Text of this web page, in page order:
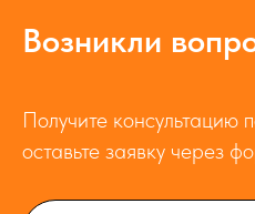
Возникли
Получите консультацию
оставьте заявку через